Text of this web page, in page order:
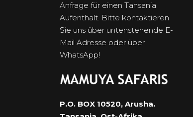
Anfrage für einen Tansania
Aufenthalt. Bitte kontaktieren
Sie uns über untenstehende E-
Mail Adresse oder über
WhatsApp!
P.O. BOX 10520, Arusha.